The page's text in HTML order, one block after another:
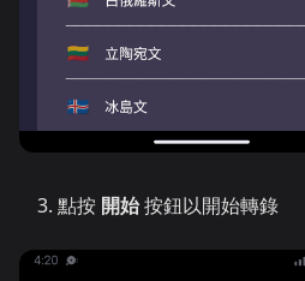
點按 開始按鈕以開始轉錄